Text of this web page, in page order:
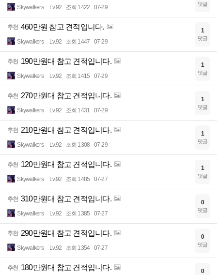
Skywalkers Lv.92 조회 1422 07-29 댓글
추천 460만원 참고 견적입니다.
Skywalkers Lv.92 조회 1447 07-29
1
댓글
추천 190만원대 참고 견적입니다.
Skywalkers Lv.92 조회 1415 07-29
1
댓글
추천 270만원대 참고 견적입니다.
Skywalkers Lv.92 조회 1431 07-29
1
댓글
추천 210만원대 참고 견적입니다.
Skywalkers Lv.92 조회 1308 07-29
1
댓글
추천 120만원대 참고 견적입니다.
Skywalkers Lv.92 조회 1485 07-27
1
댓글
추천 310만원대 참고 견적입니다.
Skywalkers Lv.92 조회 1385 07-27
0
댓글
추천 290만원대 참고 견적입니다.
Skywalkers Lv.92 조회 1354 07-27
0
댓글
추천 180만원대 참고 견적입니다. 0